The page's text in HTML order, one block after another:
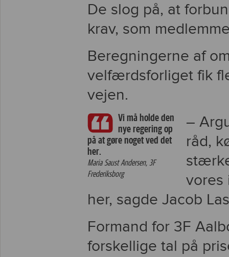
De slog på, at
krav, som
Beregningerne af
velfærdsforliget fik
vejen.
Vi må holde den
nye regering op
på at gøre noget ved det
her.
Maria Saust Andersen, 3F
Frederiksborg
–
råd,
vores
her, sagde Jacob
Formand for 3F
forskellige tal på